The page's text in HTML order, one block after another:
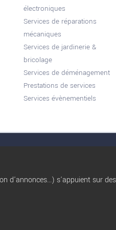
électroniques
Services de réparations
mécaniques
Services de jardinerie &
bricolage
Services de déménagement
Prestations de services
Services évènementiels
Règles de
s'appuient sur